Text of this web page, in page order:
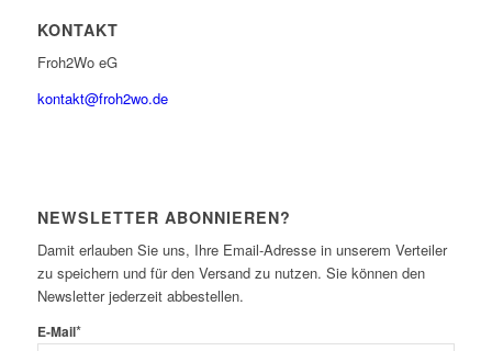
KONTAKT
Froh2Wo eG
kontakt@froh2wo.de
NEWSLETTER ABONNIEREN?
Damit erlauben Sie uns, Ihre Email-Adresse in unserem Verteiler
zu speichern und für den Versand zu nutzen. Sie können den
Newsletter jederzeit abbestellen.
E-Mail*